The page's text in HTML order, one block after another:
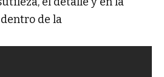
de la